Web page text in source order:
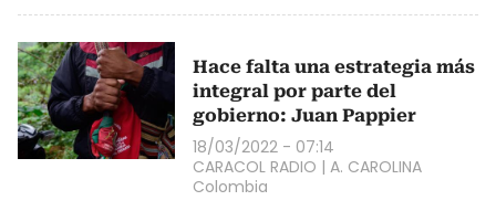
Hace falta una estrategia más
integral por parte del
gobierno: Juan Pappier
18/03/2022 - 07:14
CARACOL RADIO | A. CAROLINA
Colombia